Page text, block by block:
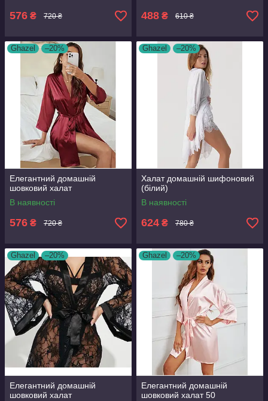
576 ₴ 720 ₴ 488 ₴ 610 ₴
Ghazel –20%
Елегантний домашній
шовковий халат
В наявності
576 ₴ 720 ₴
Ghazel –20%
Халат домашній шифоновий
(білий)
В наявності
624 ₴ 780 ₴
Ghazel –20%
Елегантний домашній
шовковий халат
Ghazel –20%
Елегантний домашній
шовковий халат 50